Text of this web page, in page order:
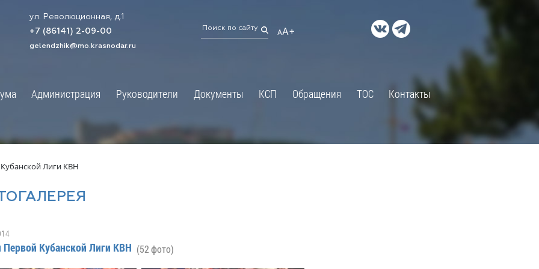
ул. Революционная, д.1
+7 (86141) 2-09-00
gelendzhik@mo.krasnodar.ru
АA+
Администрация Руководители Документы КСП Обращения ТОС Контакты
×
информация
организации
График приёмов граждан
депутатами
Сведения о доходах, расходах, об
ДОКУМЕНТЫ
Правовые акты и их экспертиза
Экспертиза действующих
нормативных правовых актов
Оценка применения
Лиги КВН
Кубанской Лиги КВН (52 фото)